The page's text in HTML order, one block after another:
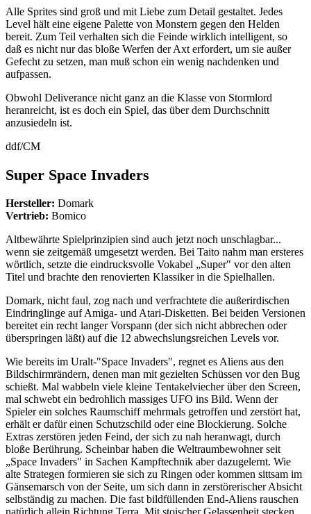
Alle Sprites sind groß und mit Liebe zum Detail gestaltet. Jedes
Level hält eine eigene Palette von Monstern gegen den Helden
bereit. Zum Teil verhalten sich die Feinde wirklich intelligent, so
daß es nicht nur das bloße Werfen der Axt erfordert, um sie außer
Gefecht zu setzen, man muß schon ein wenig nachdenken und
aufpassen.
Obwohl Deliverance nicht ganz an die Klasse von Stormlord
heranreicht, ist es doch ein Spiel, das über dem Durchschnitt
anzusiedeln ist.
ddf/CM
Super Space Invaders
Hersteller: Domark
Vertrieb: Bomico
Altbewährte Spielprinzipien sind auch jetzt noch unschlagbar...
wenn sie zeitgemäß umgesetzt werden. Bei Taito nahm man ersteres
wörtlich, setzte die eindrucksvolle Vokabel „Super" vor den alten
Titel und brachte den renovierten Klassiker in die Spielhallen.
Domark, nicht faul, zog nach und verfrachtete die außerirdischen
Eindringlinge auf Amiga- und Atari-Disketten. Bei beiden Versionen
bereitet ein recht langer Vorspann (der sich nicht abbrechen oder
überspringen läßt) auf die 12 abwechslungsreichen Levels vor.
Wie bereits im Uralt-"Space Invaders", regnet es Aliens aus den
Bildschirmrändern, denen man mit gezielten Schüssen vor den Bug
schießt. Mal wabbeln viele kleine Tentakelviecher über den Screen,
mal schwebt ein bedrohlich massiges UFO ins Bild. Wenn der
Spieler ein solches Raumschiff mehrmals getroffen und zerstört hat,
erhält er dafür einen Schutzschild oder eine Blockierung. Solche
Extras zerstören jeden Feind, der sich zu nah heranwagt, durch
bloße Berührung. Scheinbar haben die Weltraumbewohner seit
„Space Invaders" in Sachen Kampftechnik aber dazugelernt. Wie
alte Strategen formieren sie sich zu Ringen oder kommen sittsam im
Gänsemarsch von der Seite, um sich dann in zerstörerischer Absicht
selbständig zu machen. Die fast bildfüllenden End-Aliens rauschen
natürlich allein Richtung Terra. Mit stoischer Gelassenheit stecken